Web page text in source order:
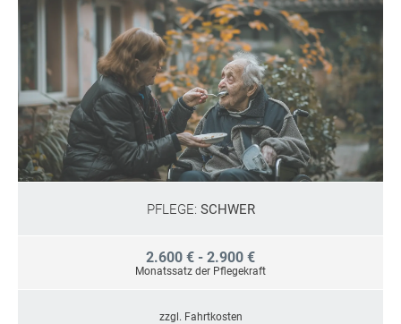
PFLEGE: SCHWER
2.600 € - 2.900 €
Monatssatz der Pflegekraft
zzgl. Fahrtkosten